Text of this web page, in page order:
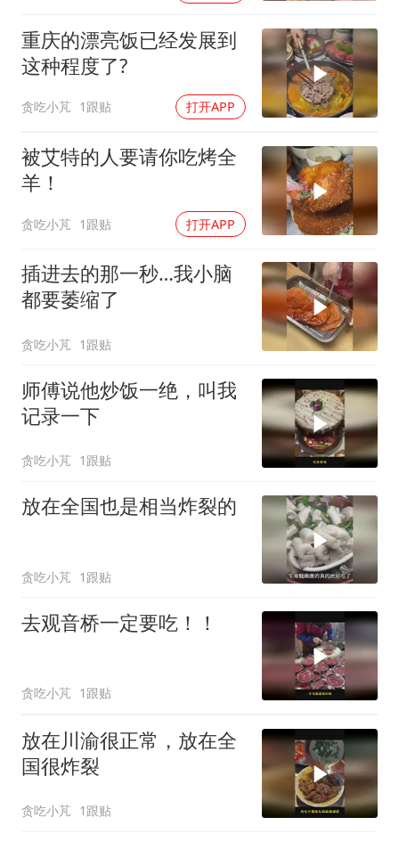
重庆的漂亮饭已经发展到
这种程度了?
贪吃小芃 1跟贴 打开APP
被艾特的人要请你吃烤全
羊！
贪吃小芃 1跟贴 打开APP
插进去的那一秒…我小脑
都要萎缩了
贪吃小芃 1跟贴
师傅说他炒饭一绝，叫我
记录一下
贪吃小芃 1跟贴
放在全国也是相当炸裂的
贪吃小芃 1跟贴
去观音桥一定要吃！！
贪吃小芃 1跟贴
放在川渝很正常，放在全
国很炸裂
贪吃小芃 1跟贴